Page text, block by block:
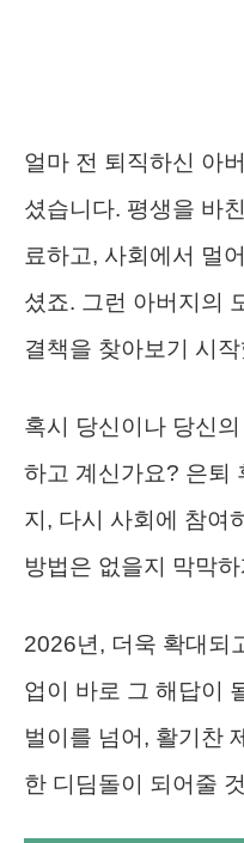
얼마 전 퇴직하신 아
셨습니다. 평생을 바
료하고, 사회에서 멀
셨죠. 그런 아버지의
결책을 찾아보기 시
혹시 당신이나 당신
하고 계신가요? 은퇴
지, 다시 사회에 참여
방법은 없을지 막막
2026년, 더욱 확대되
업이 바로 그 해답이
벌이를 넘어, 활기찬
한 디딤돌이 되어줄